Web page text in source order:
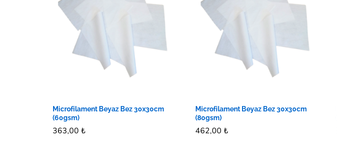
Microfilament Beyaz Bez 30x30cm
(60gsm)
363,00 ₺
363,00 ₺
Microfilament Beyaz Bez 30x30cm
(80gsm)
462,00 ₺
462,00 ₺